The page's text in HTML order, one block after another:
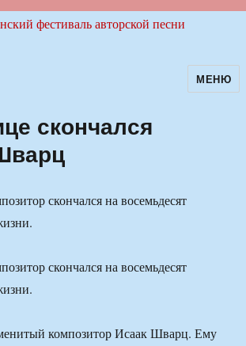
фестиваль авторскойМЕНЮ
скончался
скончался на восемьдесят
скончался на восемьдесят
композитор Исаак Шварц. Ему